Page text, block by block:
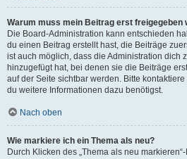
Warum muss mein Beitrag erst freigegeben
Die Board-Administration kann entschieden
du einen Beitrag erstellt hast, die Beiträge
ist auch möglich, dass die Administration dich
hinzugefügt hat, bei denen sie die Beiträge
auf der Seite sichtbar werden. Bitte
du weitere Informationen dazu benötigst.
Nach oben
Wie markiere ich ein Thema als neu?
Durch Klicken des „Thema als neu